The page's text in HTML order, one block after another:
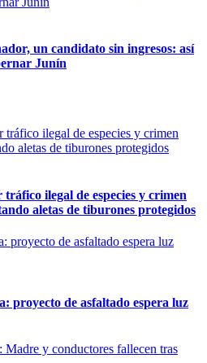
un candidato sin ingresos: así
Junín
ilegal de especies y crimen
aletas de tiburones protegidos
proyecto de asfaltado espera luz